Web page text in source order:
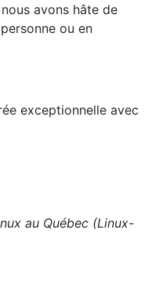
avons hâte de
ou en
exceptionnelle avec
au Québec (Linux-